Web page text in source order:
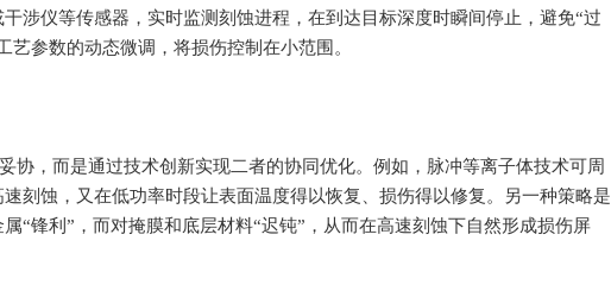
涉仪等传感器，实时监测刻蚀进程，在到达目标深度时瞬间停止，避免“过
参数的动态微调，将损伤控制在小范围。
协，而是通过技术创新实现二者的协同优化。例如，脉冲等离子体技术可周
刻蚀，又在低功率时段让表面温度得以恢复、损伤得以修复。另一种策略是
“锋利”，而对掩膜和底层材料“迟钝”，从而在高速刻蚀下自然形成损伤屏